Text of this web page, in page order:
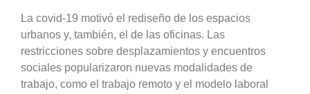
La covid-19 motivó el rediseño de los espacios
urbanos y, también, el de las oficinas. Las
restricciones sobre desplazamientos y encuentros
sociales popularizaron nuevas modalidades de
trabajo, como el trabajo remoto y el modelo laboral